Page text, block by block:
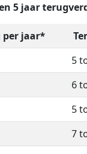
5 jaar
per jaar*
5
6
5
7